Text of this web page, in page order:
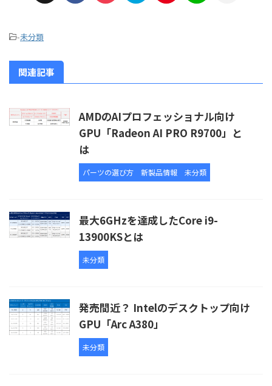
-未分類
関連記事
AMDのAIプロフェッショナル向け
GPU「Radeon AI PRO R9700」と
は
パーツの選び方 新製品情報 未分類
最大6GHzを達成したCore i9-
13900KSとは
未分類
発売間近？ Intelのデスクトップ向け
GPU「Arc A380」
未分類